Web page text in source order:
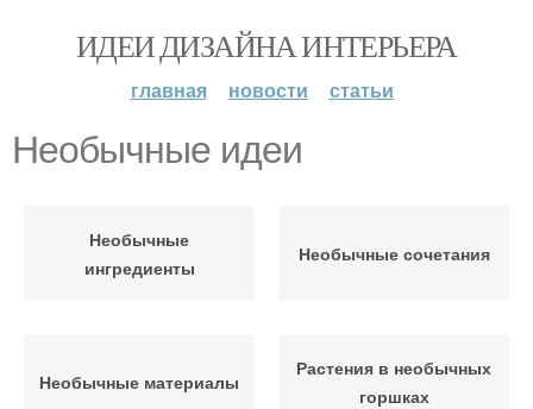
ИДЕИ ДИЗАЙНА ИНТЕРЬЕРА
главная новости статьи
Необычные идеи
Необычные
ингредиенты
Необычные сочетания
Необычные материалы
Растения в необычных
горшках